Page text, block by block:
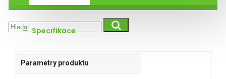
Specifikace
Parametry produktu